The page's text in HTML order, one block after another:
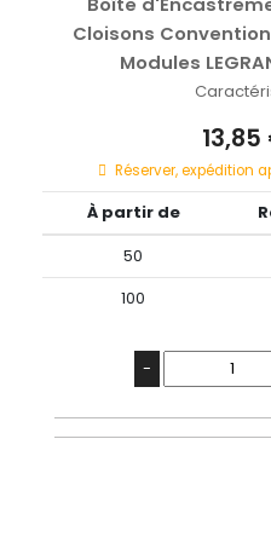
Cloisons
Modules
Réserver, expédition
À partir de
50
100
-